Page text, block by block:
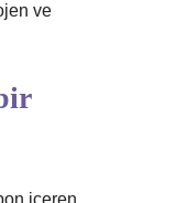
ve
içeren